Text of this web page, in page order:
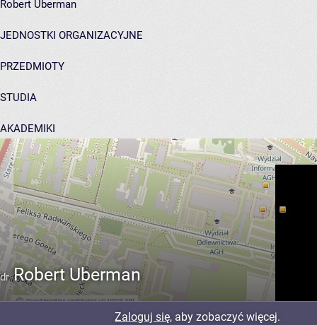
Robert Uberman
JEDNOSTKI ORGANIZACYJNE
PRZEDMIOTY
STUDIA
AKADEMIKI
POMOC
dr Robert Uberman
Zaloguj się, aby zobaczyć więcej.